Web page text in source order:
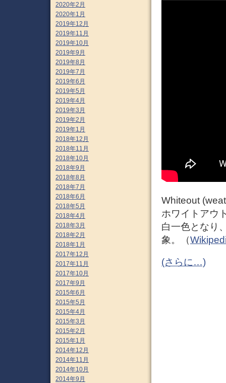
Whiteout
ホワイトアウ
白一色となり
象。（
(さらに…)
2020年2月
2020年1月
2019年12月
2019年11月
2019年10月
2019年9月
2019年8月
2019年7月
2019年6月
2019年5月
2019年4月
2019年3月
2019年2月
2019年1月
2018年12月
2018年11月
2018年10月
2018年9月
2018年8月
2018年7月
2018年6月
2018年5月
2018年4月
2018年3月
2018年2月
2018年1月
2017年12月
2017年11月
2017年10月
2017年9月
2015年6月
2015年5月
2015年4月
2015年3月
2015年2月
2015年1月
2014年12月
2014年11月
2014年10月
2014年9月